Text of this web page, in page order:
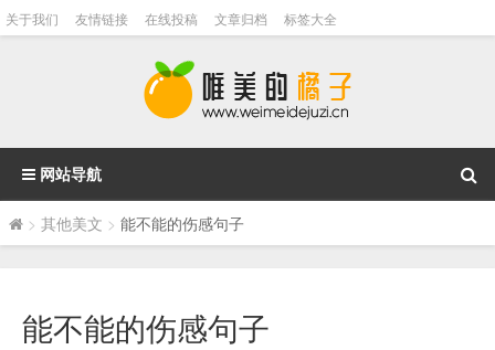
关于我们 友情链接 在线投稿 文章归档 标签大全
网站导航
> 其他美文 > 能不能的伤感句子
能不能的伤感句子